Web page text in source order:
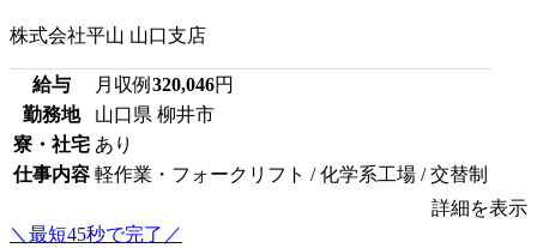
株式会社平山 山口支店
給与 月収例 320,046円
勤務地
山口県 柳井市
寮・社宅 あり
仕事内容 軽作業・フォークリフト / 化学系工場 / 交替制
詳細を表示
＼最短45秒で完了／